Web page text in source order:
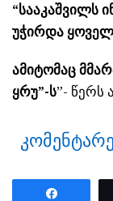
“სააკაშვილს
უჭირდა
ამიტომაც
ყრუ”-ს”- წერს